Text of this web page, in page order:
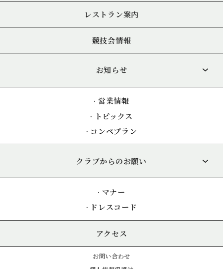
レストラン案内
競技会情報
お知らせ
· 営業情報
· トピックス
· コンペプラン
クラブからのお願い
· マナー
· ドレスコード
アクセス
お問い合わせ